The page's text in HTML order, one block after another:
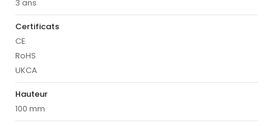
3 ans
Certificats
CE
RoHS
UKCA
Hauteur
100 mm